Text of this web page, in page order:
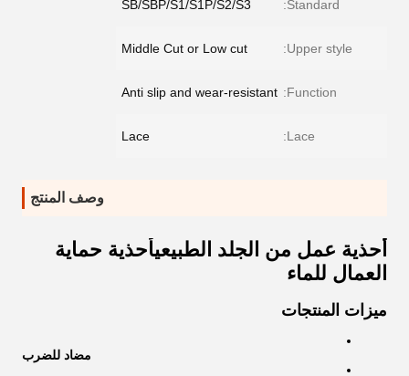
Standard:
SB/SBP/S1/S1P/S2/S3
Upper style:
Middle Cut or Low cut
Function:
Anti slip and wear-resistant
Lace:
Lace
وصف المنتج
أحذية عمل من الجلد الطبيعيأحذية حماية
العمال للماء
ميزات المنتجات
مضاد للضرب